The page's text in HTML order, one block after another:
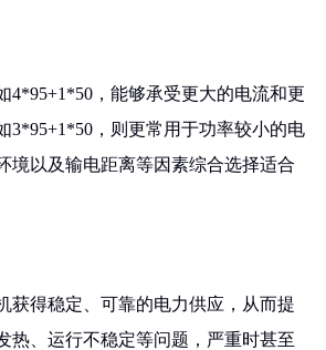
，能够承受更大的电流和更
3*95+1*50，则更常用于功率较小的电
境以及输电距离等因素综合选择适合
获得稳定、可靠的电力供应，从而提
热、运行不稳定等问题，严重时甚至